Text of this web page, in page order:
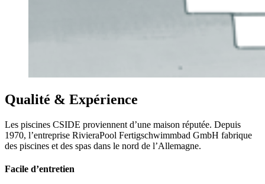
Qualité & Expérience
Les piscines CSIDE proviennent d’une maison réputée. Depuis
1970, l’entreprise RivieraPool Fertigschwimmbad GmbH fabrique
des piscines et des spas dans le nord de l’Allemagne.
Facile d’entretien